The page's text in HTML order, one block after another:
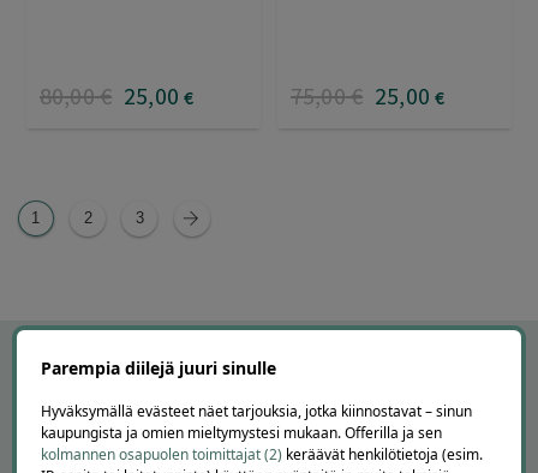
80,00€ 25,00 € 75,00€ 25,00 €
1 2 3
Parempia diilejä juuri sinulle
Hyväksymällä evästeet näet tarjouksia, jotka kiinnostavat – sinun
kaupungista ja omien mieltymystesi mukaan. Offerilla ja sen
kolmannen osapuolen toimittajat (2) keräävät henkilötietoja (esim.